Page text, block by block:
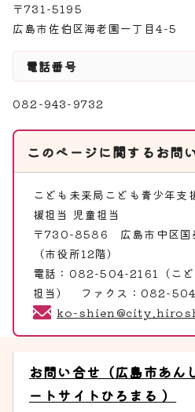
〒731-5195
広島市佐伯区海老園一丁目4-5
電話番号
082-943-9732
このページに関する お問
こども未来局こども青少年
援担当 児童担当
〒730-8586 広島市中区国
（市役所12階）
電話：082-504-2161（こど
担当） ファクス：082-
ko-
お問い合せ（広島市あん
ートサイトひろまる ）